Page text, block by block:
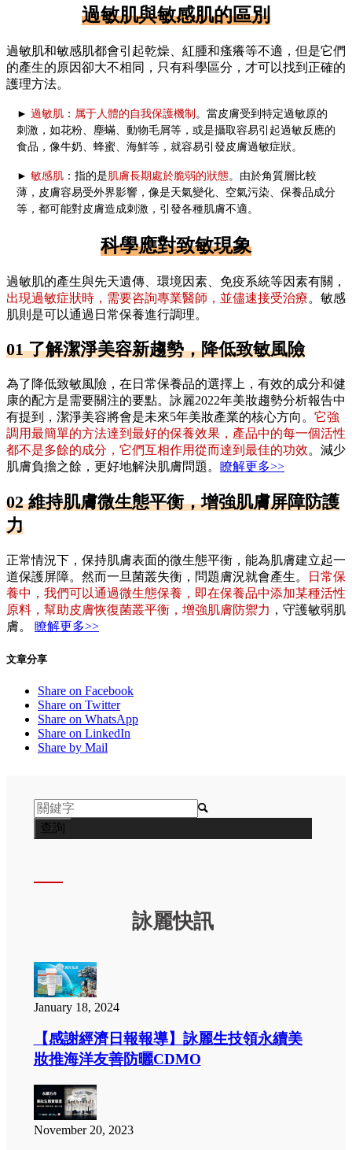
過敏肌與敏感肌的區別
過敏肌和敏感肌都會引起乾燥、紅腫和瘙癢等不適，但是它們
的產生的原因卻大不相同，只有科學區分，才可以找到正確的
護理方法。
► 過敏肌： 属于人體的自我保護機制 。當皮膚受到特定過敏原的
刺激，如花粉、塵蟎、動物毛屑等，或是攝取容易引起過敏反應的
食品，像牛奶、蜂蜜、海鮮等，就容易引發皮膚過敏症狀。
► 敏感肌：指的是 肌膚長期處於脆弱的狀態。由於角質層比較
薄，皮膚容易受外界影響，像是天氣變化、空氣污染、保養品成分
等，都可能對皮膚造成刺激，引發各種肌膚不適。
科學應對致敏現象
過敏肌的產生與先天遺傳、環境因素、免疫系統等因素有關，
出現過敏症狀時，需要咨詢專業醫師，並儘速接受治療。敏感
肌則是可以通過日常保養進行調理。
01 了解潔淨美容新趨勢，降低致敏風險
為了降低致敏風險，在日常保養品的選擇上，有效的成分和健
康的配方是需要關注的要點。詠麗2022年美妝趨勢分析報告中
有提到，潔淨美容將會是未來5年美妝產業的核心方向。 它強
調用最簡單的方法達到最好的保養效果，產品中的每一個活性
都不是多餘的成分，它們互相作用從而達到最佳的功效。減少
肌膚負擔之餘，更好地解決肌膚問題。 瞭解更多>>
02 維持肌膚微生態平衡，增強肌膚屏障防護
力
正常情況下，保持肌膚表面的微生態平衡，能為肌膚建立起一
道保護屏障。然而一旦菌叢失衡，問題膚況就會產生。
日常保
養中，我們可以通過微生態保養，即在保養品中添加某種活性
原料，幫助皮膚恢復菌叢平衡，增強肌膚防禦力 ，守護敏弱肌
膚。 瞭解更多>>
文章分享
Share on Facebook
Share on Twitter
Share on WhatsApp
Share on LinkedIn
Share by Mail

詠麗快訊
January 18, 2024
【感謝經濟日報報導】詠麗生技領永續美
妝推海洋友善防曬CDMO
November 20, 2023